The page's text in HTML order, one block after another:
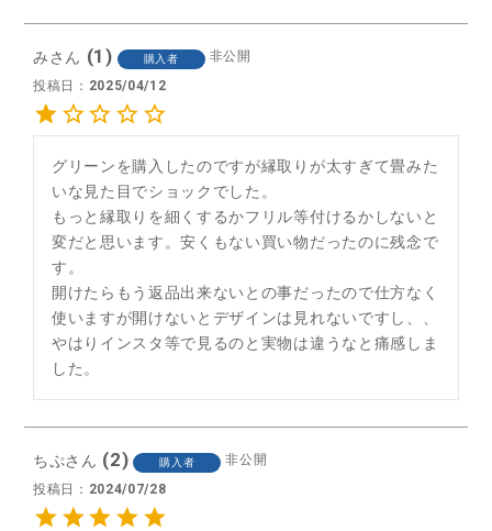
み 1 購入者
非公開
投稿日
2025/04/12
グリーンを購入したのですが縁取りが太すぎて畳みた
いな見た目でショックでした。
もっと縁取りを細くするかフリル等付けるかしないと
変だと思います。安くもない買い物だったのに残念で
す。
開けたらもう返品出来ないとの事だったので仕方なく
使いますが開けないとデザインは見れないですし、、
やはりインスタ等で見るのと実物は違うなと痛感しま
した。
ちぷ 2 購入者
非公開
投稿日
2024/07/28